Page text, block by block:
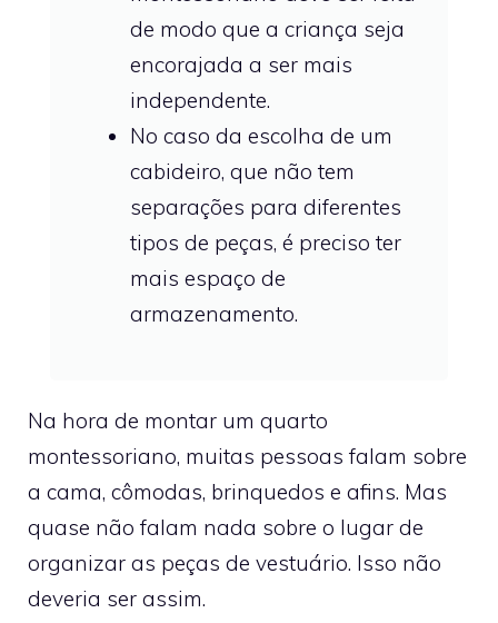
de modo que a criança seja
encorajada a ser mais
independente.
No caso da escolha de um
cabideiro, que não tem
separações para diferentes
tipos de peças, é preciso ter
mais espaço de
armazenamento.
Na hora de montar um quarto
montessoriano, muitas pessoas falam sobre
a cama, cômodas, brinquedos e afins. Mas
quase não falam nada sobre o lugar de
organizar as peças de vestuário. Isso não
deveria ser assim.